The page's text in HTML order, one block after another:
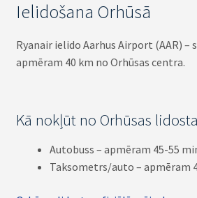
Ielidošana Orhūsā
Ryanair ielido Aarhus Airport (AAR)
apmēram 40 km no Orhūsas centra.
Kā nokļūt no Orhūsas
Autobuss – apmēram 45-55
Taksometrs/auto – apmēram